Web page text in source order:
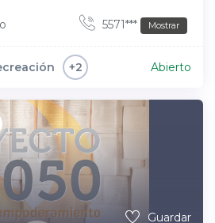
5571*** Mostrar
+2 Abierto
Guardar